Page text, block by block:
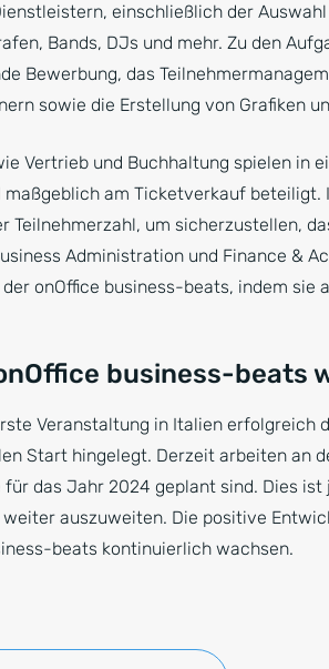
einschließlich der
Bands, DJs und mehr. Zu den
Bewerbung, das
sowie die Erstellung von Grafiken
Vertrieb und Buchhaltung spielen in
maßgeblich am Ticketverkauf
Teilnehmerzahl, um sicherzustellen,
Administration und Finance &
onOffice business-beats, indem sie
business-beats
Veranstaltung in Italien erfolgreich
Start hingelegt. Derzeit arbeiten an
das Jahr 2024 geplant sind. Dies
auszuweiten. Die positive
beats kontinuierlich wachsen.